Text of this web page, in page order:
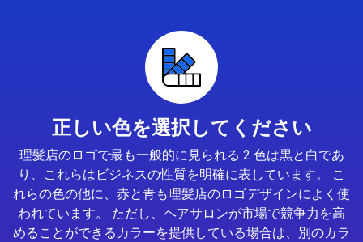
正しい色を選択してください
理髪店のロゴで最も一般的に見られる 2 色は黒と白であ
り、これらはビジネスの性質を明確に表しています。 こ
れらの色の他に、赤と青も理髪店のロゴデザインによく使
われています。 ただし、ヘアサロンが市場で競争力を高
めることができるカラーを提供している場合は、別のカラ